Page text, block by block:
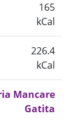
165
kCal
226.4
kCal
Mancare
Gatita